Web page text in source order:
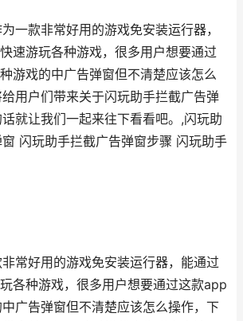
一款非常好用的游戏免安装运行器，
速游玩各种游戏，很多用户想要通过
游戏的中广告弹窗但不清楚应该怎么
用户们带来关于闪玩助手拦截广告弹
就让我们一起来往下看看吧。,闪玩助
闪玩助手拦截广告弹窗步骤 闪玩助手
常好用的游戏免安装运行器，能通过
各种游戏，很多用户想要通过这款app
广告弹窗但不清楚应该怎么操作，下